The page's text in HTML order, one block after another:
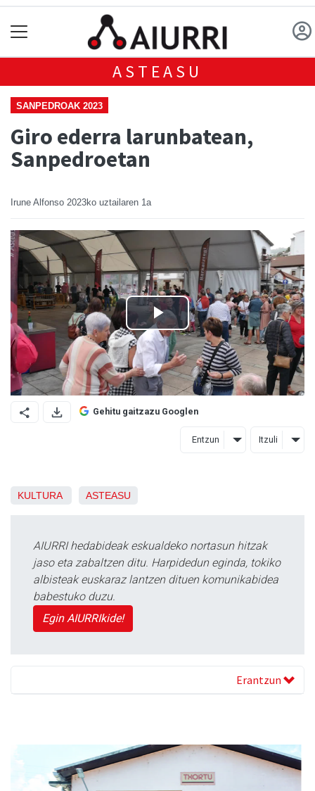
ASTEASU
SANPEDROAK 2023
Giro ederra larunbatean,
Sanpedroetan
Irune Alfonso 2023ko uztailaren 1a
Gehitu gaitzazu Googlen
Entzun Itzuli
KULTURA ASTEASU
AIURRI hedabideak eskualdeko nortasun hitzak
jaso eta zabaltzen ditu. Harpidedun eginda, tokiko
albisteak euskaraz lantzen dituen komunikabidea
babestuko duzu.
Egin AIURRIkide!
Erantzun